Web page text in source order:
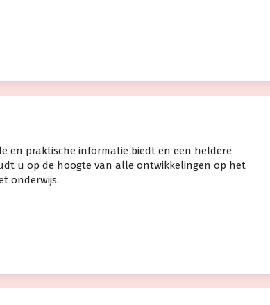
en praktische informatie biedt en een heldere
u op de hoogte van alle ontwikkelingen op het
onderwijs.